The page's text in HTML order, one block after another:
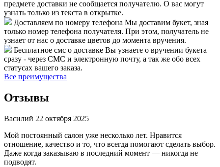
предмете доставки не сообщается получателю. О вас могут
узнать только из текста в открытке.
Доставляем по номеру телефона Мы доставим букет, зная
только номер телефона получателя. При этом, получатель не
узнает от нас о доставке цветов до момента вручения.
Бесплатное смс о доставке Вы узнаете о вручении букета
сразу - через СМС и электронную почту, а так же обо всех
статусах вашего заказа.
Все преимущества
Отзывы
Василий 22 октября 2025
Мой постоянный салон уже несколько лет. Нравится
отношение, качество и то, что всегда помогают сделать выбор.
Даже когда заказываю в последний момент — никогда не
подводят.